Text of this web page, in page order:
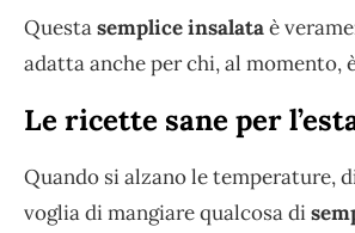
Questasemplice insalataè
adatta anche per chi, al momento,
Le ricette sane per
Quando si alzano le temperature,
voglia di mangiare qualcosa di